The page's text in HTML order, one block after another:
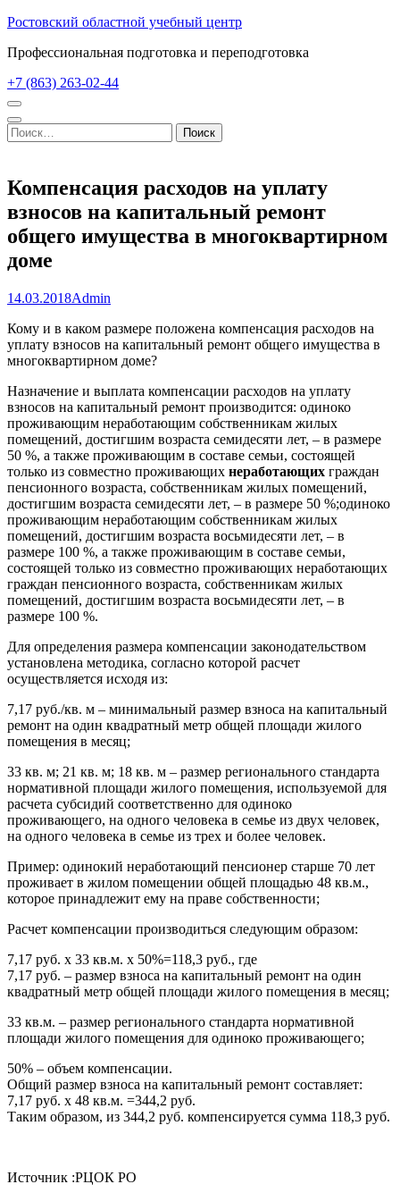
Перейти
содержимому
Enter)
Ростовский областной учебный центр
Профессиональная подготовка и переподготовка
+7 (863) 263-02-44
Найти:
Компенсация расходов на уплату
взносов на капитальный ремонт
общего имущества в многоквартирном
доме
14.03.2018Admin
Кому и в каком размере положена компенсация расходов на
уплату взносов на капитальный ремонт общего имущества в
многоквартирном доме?
Назначение и выплата компенсации расходов на уплату
взносов на капитальный ремонт производится: одиноко
проживающим неработающим собственникам жилых
помещений, достигшим возраста семидесяти лет, – в размере
50 %, а также проживающим в составе семьи, состоящей
только из совместно проживающих неработающих граждан
пенсионного возраста, собственникам жилых помещений,
достигшим возраста семидесяти лет, – в размере 50 %;одиноко
проживающим неработающим собственникам жилых
помещений, достигшим возраста восьмидесяти лет, – в
размере 100 %, а также проживающим в составе семьи,
состоящей только из совместно проживающих неработающих
граждан пенсионного возраста, собственникам жилых
помещений, достигшим возраста восьмидесяти лет, – в
размере 100 %.
Для определения размера компенсации законодательством
установлена методика, согласно которой расчет
осуществляется исходя из:
7,17 руб./кв. м – минимальный размер взноса на капитальный
ремонт на один квадратный метр общей площади жилого
помещения в месяц;
33 кв. м; 21 кв. м; 18 кв. м – размер регионального стандарта
нормативной площади жилого помещения, используемой для
расчета субсидий соответственно для одиноко
проживающего, на одного человека в семье из двух человек,
на одного человека в семье из трех и более человек.
Пример: одинокий неработающий пенсионер старше 70 лет
проживает в жилом помещении общей площадью 48 кв.м.,
которое принадлежит ему на праве собственности;
Расчет компенсации производиться следующим образом:
7,17 руб. х 33 кв.м. х 50%=118,3 руб., где
7,17 руб. – размер взноса на капитальный ремонт на один
квадратный метр общей площади жилого помещения в месяц;
33 кв.м. – размер регионального стандарта нормативной
площади жилого помещения для одиноко проживающего;
50% – объем компенсации.
Общий размер взноса на капитальный ремонт составляет:
7,17 руб. х 48 кв.м. =344,2 руб.
Таким образом, из 344,2 руб. компенсируется сумма 118,3 руб.
Источник :РЦОК РО